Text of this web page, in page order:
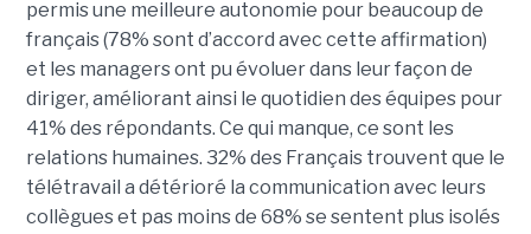
permis une meilleure autonomie pour beaucoup de
français (78% sont d’accord avec cette affirmation)
et les managers ont pu évoluer dans leur façon de
diriger, améliorant ainsi le quotidien des équipes pour
41% des répondants. Ce qui manque, ce sont les
relations humaines. 32% des Français trouvent que le
télétravail a détérioré la communication avec leurs
collègues et pas moins de 68% se sentent plus isolés